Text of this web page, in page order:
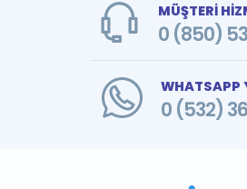
MÜŞTERİ
0 (850)
WHATSAPP
0 (532)